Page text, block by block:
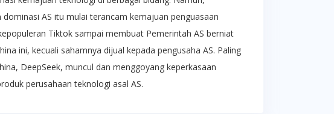
AS itu mulai terancam kemajuan penguasaan
Tiktok sampai membuat Pemerintah AS berniat
ini, kecuali sahamnya dijual kepada pengusaha AS. Paling
DeepSeek, muncul dan menggoyang keperkasaan
perusahaan teknologi asal AS.